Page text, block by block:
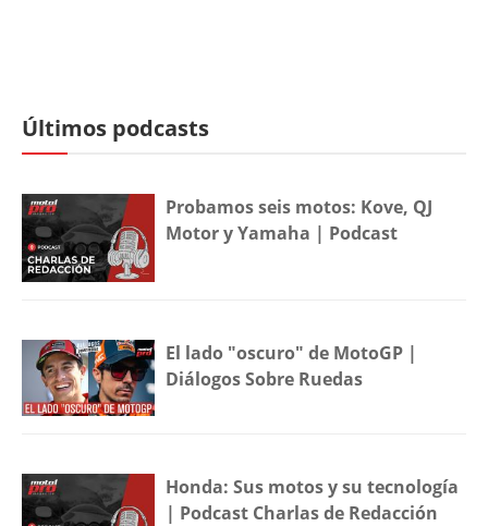
Últimos podcasts
Probamos seis motos: Kove, QJ
Motor y Yamaha | Podcast
El lado "oscuro" de MotoGP |
Diálogos Sobre Ruedas
Honda: Sus motos y su tecnología
| Podcast Charlas de Redacción